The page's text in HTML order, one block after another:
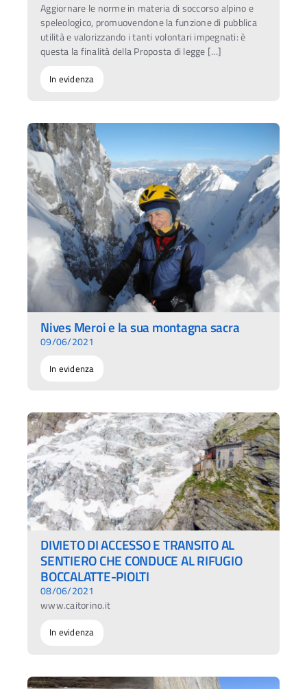
Aggiornare le norme in materia di soccorso alpino e
speleologico, promuovendone la funzione di pubblica
utilità e valorizzando i tanti volontari impegnati: è
questa la finalità della Proposta di legge […]
In evidenza
Nives Meroi e la sua montagna sacra
09/06/2021
In evidenza
DIVIETO DI ACCESSO E TRANSITO AL
SENTIERO CHE CONDUCE AL RIFUGIO
BOCCALATTE-PIOLTI
08/06/2021
www.caitorino.it
In evidenza